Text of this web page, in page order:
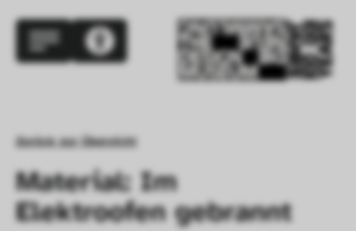
Zurück zur Übersicht
Material: Im
Elektroofen gebrannt